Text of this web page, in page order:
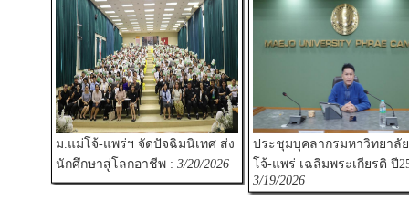
ม.แม่โจ้-แพร่ฯ จัดปัจฉิมนิเทศ ส่ง
นักศึกษาสู่โลกอาชีพ : 3/20/2026
ประชุมบุคลากรมหาวิทยาลั
โจ้-แพร่ เฉลิมพระเกียรติ ปี
3/19/2026